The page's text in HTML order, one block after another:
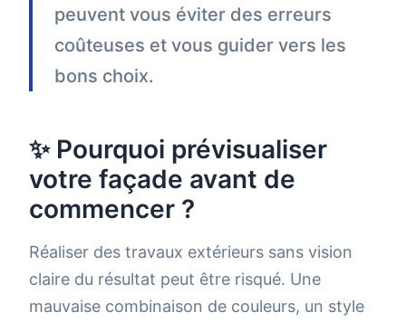
peuvent vous éviter des erreurs
coûteuses et vous guider vers les
bons choix.
✨ Pourquoi prévisualiser
votre façade avant de
commencer ?
Réaliser des travaux extérieurs sans vision
claire du résultat peut être risqué. Une
mauvaise combinaison de couleurs, un style